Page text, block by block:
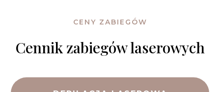
CENY ZABIEGÓW
Cennik zabiegów laserowych